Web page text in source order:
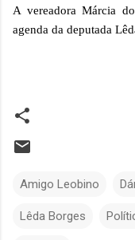
A vereadora Márcia
agenda da deputada
Amigo Leobino
Lêda Borges